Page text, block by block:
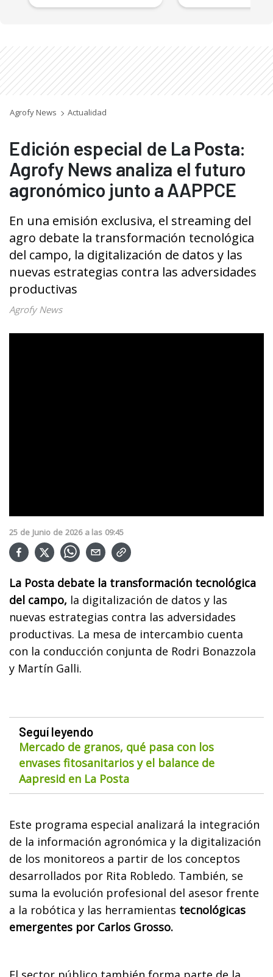
Agrofy News Actualidad
Edición especial de La Posta:
Agrofy News analiza el futuro
agronómico junto a AAPPCE
En una emisión exclusiva, el streaming del
agro debate la transformación tecnológica
del campo, la digitalización de datos y las
nuevas estrategias contra las adversidades
productivas
Agrofy News
25 de Junio de 2026 a las 09:45
La Posta debate la transformación tecnológica
del campo, la digitalización de datos y las
nuevas estrategias contra las adversidades
productivas. La mesa de intercambio cuenta
con la conducción conjunta de Rodri Bonazzola
y Martín Galli.
Seguí leyendo
Mercado de granos, qué pasa con los
envases fitosanitarios y el balance de
Aapresid en La Posta
Este programa especial analizará la integración
de la información agronómica y la digitalización
de los monitoreos a partir de los conceptos
desarrollados por Rita Robledo. También, se
suma la evolución profesional del asesor frente
a la robótica y las herramientas tecnológicas
emergentes por Carlos Grosso.